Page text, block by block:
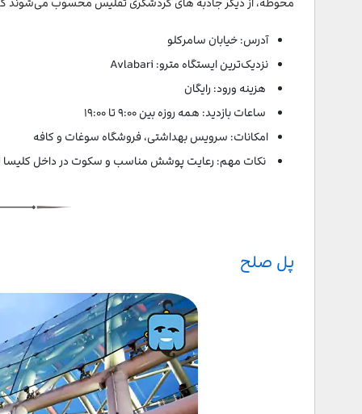
آدرس: خیابان سامرکلو
نزدیک‌ترین ایستگاه مترو: Avlabari
هزینه ورود: رایگان
ساعات بازدید: همه روزه بین ۹:۰۰ تا ۱۹:۰۰
امکانات: سرویس بهداشتی، فروشگاه سوغات و کافه
نکات مهم: رعایت پوشش مناسب و سکوت در داخل کلیسا
پل صلح